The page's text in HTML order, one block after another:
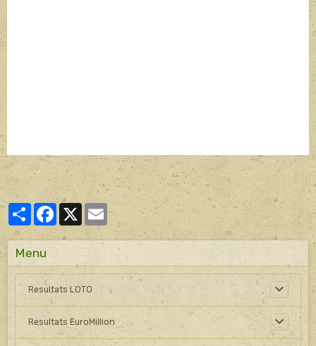
PartagerFacebook
X Email
Menu
Resultats LOTO
Resultats EuroMillion